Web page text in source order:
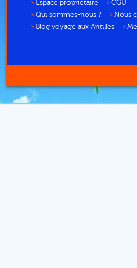
Espace propriétaire
CGU
Qui sommes-nous ?
Nous
Blog voyage aux Antilles